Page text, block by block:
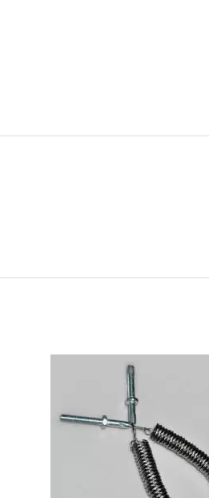
(098) 672 76 42
(063) 527 27 00